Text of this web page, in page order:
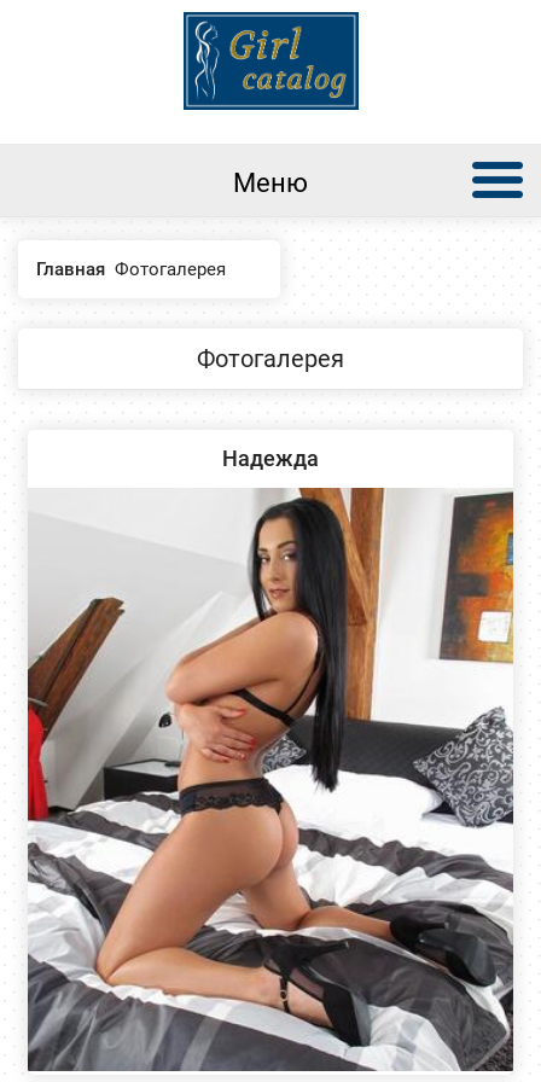
Меню
Главная Фотогалерея
Фотогалерея
Надежда